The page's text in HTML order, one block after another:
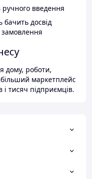
введення
досвід
дому, роботи,
маркетплейс
тисяч підприємців.